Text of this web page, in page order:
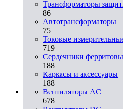
Трансформаторы
86
Автотрансформаторы
75
Токовые
719
Сердечники
188
Каркасы и аксессуары
188
Вентиляторы AC
678